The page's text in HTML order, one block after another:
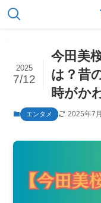
今田美
は？昔
時がか
2025
7/12
エンタメ 2025年7